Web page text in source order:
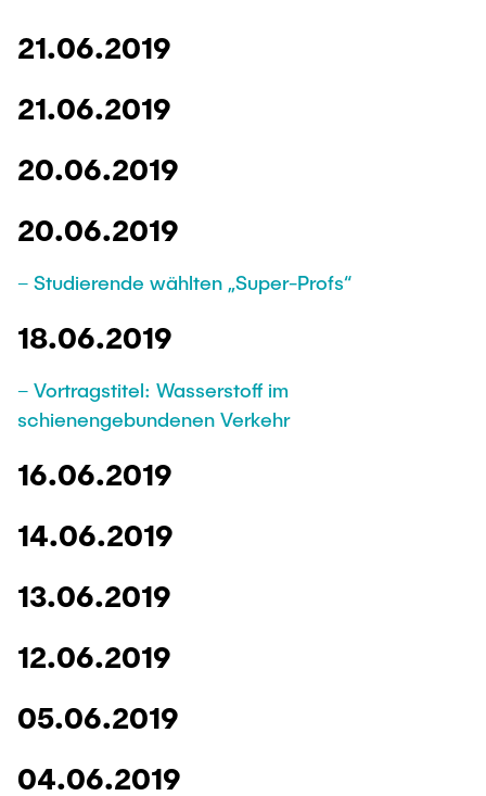
21.06.2019
21.06.2019
20.06.2019
20.06.2019
– Studierende wählten „Super-Profs“
18.06.2019
– Vortragstitel: Wasserstoff im
schienengebundenen Verkehr
16.06.2019
14.06.2019
13.06.2019
12.06.2019
05.06.2019
04.06.2019